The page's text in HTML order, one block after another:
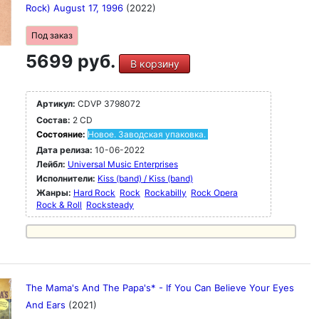
Rock) August 17, 1996 (2022)
Под заказ
5699 руб. В корзину
Артикул: CDVP 3798072
Состав: 2 CD
Состояние: Новое. Заводская упаковка.
Дата релиза: 10-06-2022
Лейбл: Universal Music Enterprises
Исполнители: Kiss (band) / Kiss (band)
Жанры: Hard Rock Rock Rockabilly Rock Opera
Rock & Roll Rocksteady
The Mama's And The Papa's* - If You Can Believe Your Eyes
And Ears (2021)